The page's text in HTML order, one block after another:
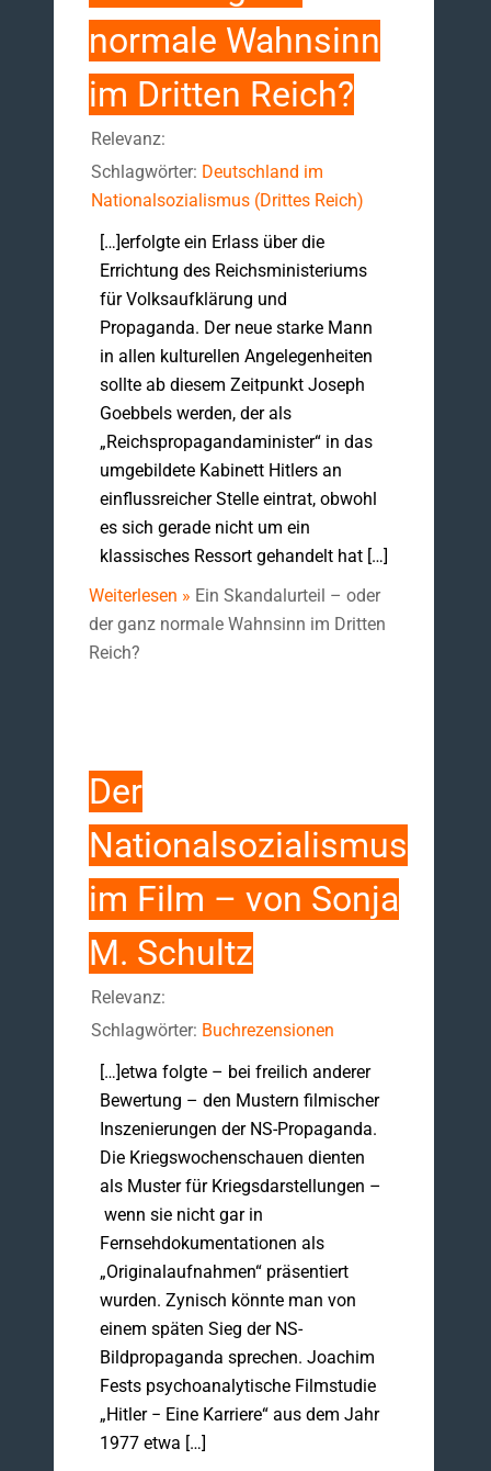
normale Wahnsinn
im Dritten Reich?
Relevanz:
Schlagwörter: Deutschland im
Nationalsozialismus (Drittes Reich)
[…]erfolgte ein Erlass über die
Errichtung des Reichsministeriums
für Volksaufklärung und
Propaganda. Der neue starke Mann
in allen kulturellen Angelegenheiten
sollte ab diesem Zeitpunkt Joseph
Goebbels werden, der als
„Reichspropagandaminister“ in das
umgebildete Kabinett Hitlers an
einflussreicher Stelle eintrat, obwohl
es sich gerade nicht um ein
klassisches Ressort gehandelt hat […]
Weiterlesen » Ein Skandalurteil – oder
der ganz normale Wahnsinn im Dritten
Reich?
Der
Nationalsozialismus
im Film – von Sonja
M. Schultz
Relevanz:
Schlagwörter: Buchrezensionen
[…]etwa folgte – bei freilich anderer
Bewertung – den Mustern filmischer
Inszenierungen der NS-Propaganda.
Die Kriegswochenschauen dienten
als Muster für Kriegsdarstellungen –
wenn sie nicht gar in
Fernsehdokumentationen als
„Originalaufnahmen“ präsentiert
wurden. Zynisch könnte man von
einem späten Sieg der NS-
Bildpropaganda sprechen. Joachim
Fests psychoanalytische Filmstudie
„Hitler − Eine Karriere“ aus dem Jahr
1977 etwa […]